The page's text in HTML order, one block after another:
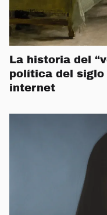
La historia del
política del siglo
internet